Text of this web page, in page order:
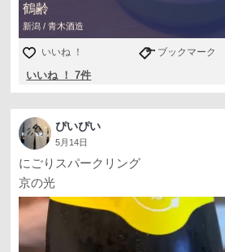
鶴齢
新潟 / 青木酒造
いいね ！ ブックマーク
いいね ！ 7件
ぴいぴい
5月14日
にごりスパークリング
京の光